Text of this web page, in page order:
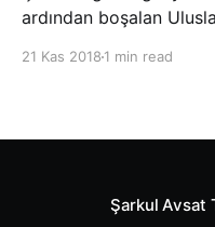
ardından boşalan
21 Kas 2018 1 min read
Şarkul Avsat